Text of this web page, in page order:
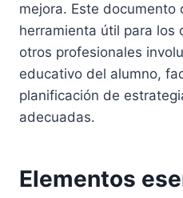
mejora. Este documento
herramienta útil para los
otros profesionales
educativo del alumno,
planificación de
adecuadas.
Elementos